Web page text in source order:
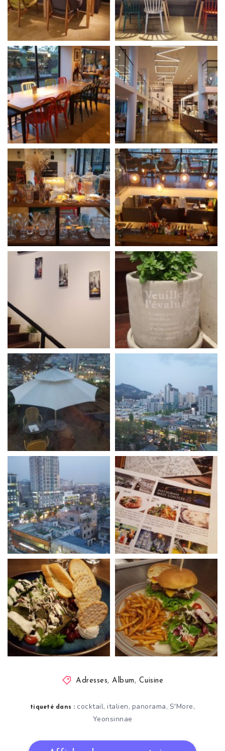
Adresses,Album , Cuisine
tiqueté dans : cocktail, italien, panorama, S'More,
Yeonsinnae